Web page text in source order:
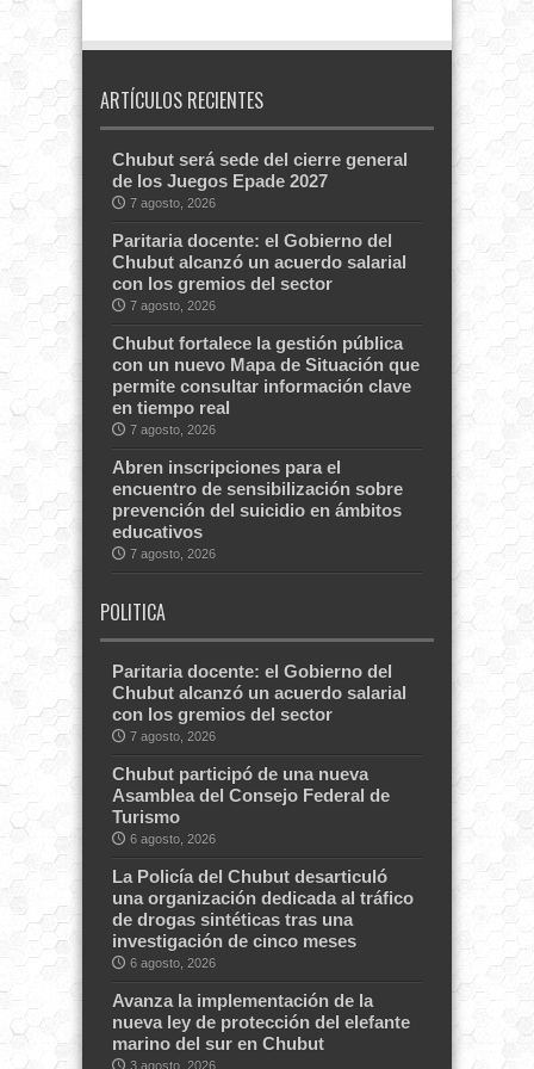
ARTÍCULOS RECIENTES
Chubut será sede del cierre general
de los Juegos Epade 2027
7 agosto, 2026
Paritaria docente: el Gobierno del
Chubut alcanzó un acuerdo salarial
con los gremios del sector
7 agosto, 2026
Chubut fortalece la gestión pública
con un nuevo Mapa de Situación que
permite consultar información clave
en tiempo real
7 agosto, 2026
Abren inscripciones para el
encuentro de sensibilización sobre
prevención del suicidio en ámbitos
educativos
7 agosto, 2026
POLITICA
Paritaria docente: el Gobierno del
Chubut alcanzó un acuerdo salarial
con los gremios del sector
7 agosto, 2026
Chubut participó de una nueva
Asamblea del Consejo Federal de
Turismo
6 agosto, 2026
La Policía del Chubut desarticuló
una organización dedicada al tráfico
de drogas sintéticas tras una
investigación de cinco meses
6 agosto, 2026
Avanza la implementación de la
nueva ley de protección del elefante
marino del sur en Chubut
3 agosto, 2026